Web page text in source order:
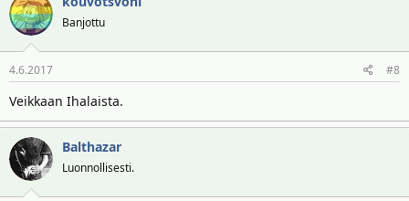
Banjottu
4.6.2017 #8
Veikkaan Ihalaista.
Balthazar
Luonnollisesti.